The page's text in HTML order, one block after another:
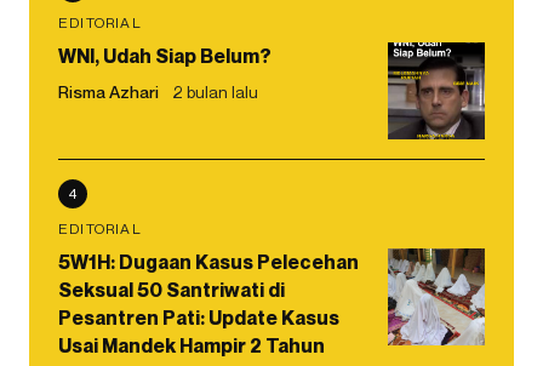
EDITORIAL
WNI, Udah Siap Belum?
Risma Azhari 2 bulan lalu
4
EDITORIAL
5W1H: Dugaan Kasus Pelecehan
Seksual 50 Santriwati di
Pesantren Pati: Update Kasus
Usai Mandek Hampir 2 Tahun